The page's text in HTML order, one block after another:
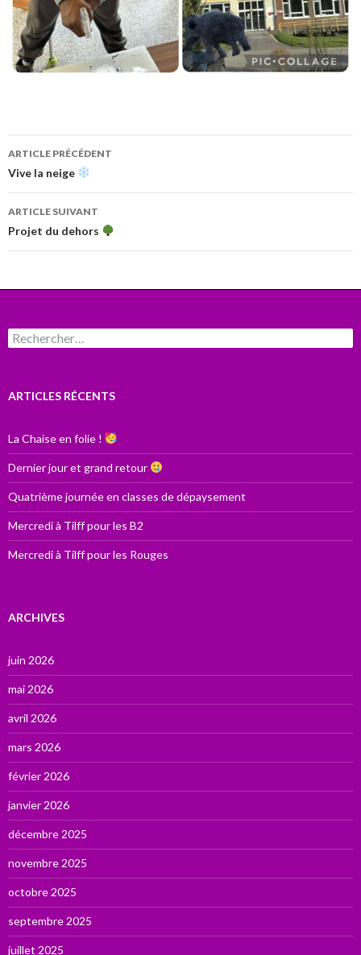
Navigation
des
articles
ARTICLE PRÉCÉDENT
Vive la neige
ARTICLE SUIVANT
Projet du dehors
Rechercher :
ARTICLES RÉCENTS
La Chaise en folie !
Dernier jour et grand retour
Quatrième journée en classes de dépaysement
Mercredi à Tilff pour les B2
Mercredi à Tilff pour les Rouges
ARCHIVES
juin 2026
mai 2026
avril 2026
mars 2026
février 2026
janvier 2026
décembre 2025
novembre 2025
octobre 2025
septembre 2025
juillet 2025